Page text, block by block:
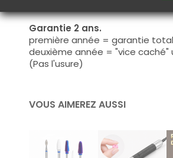
Garantie 2 ans.
première année = garantie
deuxième année = "vice caché"
(Pas l'usure)
VOUS AIMEREZ AUSSI